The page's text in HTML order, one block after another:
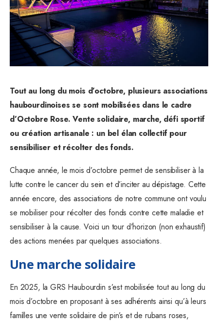
Tout au long du mois d’octobre, plusieurs associations
haubourdinoises se sont mobilisées dans le cadre
d’Octobre Rose. Vente solidaire, marche, défi sportif
ou création artisanale : un bel élan collectif pour
sensibiliser et récolter des fonds.
Chaque année, le mois d’octobre permet de sensibiliser à la
lutte contre le cancer du sein et d’inciter au dépistage. Cette
année encore, des associations de notre commune ont voulu
se mobiliser pour récolter des fonds contre cette maladie et
sensibiliser à la cause. Voici un tour d’horizon (non exhaustif)
des actions menées par quelques associations.
Une marche solidaire
En 2025, la GRS Haubourdin s’est mobilisée tout au long du
mois d’octobre en proposant à ses adhérents ainsi qu’à leurs
familles une vente solidaire de pin’s et de rubans roses,